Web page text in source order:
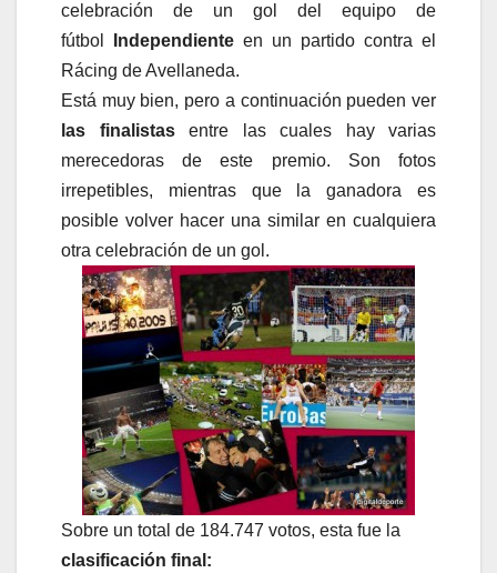
celebración de un gol del equipo de
fútbol
Independiente en un partido contra el
Rácing de Avellaneda.
Está muy bien, pero a continuación pueden ver
las finalistasentre las cuales hay varias
merecedoras de este premio. Son fotos
irrepetibles, mientras que la ganadora es
posible volver hacer una similar en cualquiera
otra celebración de un gol.
Sobre un total de 184.747 votos, esta fue la
clasificación final: